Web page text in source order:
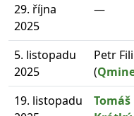
29. října
2025
—
5. listopadu
2025
Petr
(
19. listopadu
Tomáš